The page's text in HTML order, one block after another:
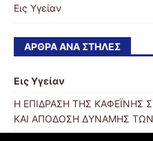
Εις Υγείαν
ΆΡΘΡΑ ΑΝΆ ΣΤΉΛΕΣ
Εις Υγείαν
Η ΕΠΙΔΡΑΣΗ ΤΗΣ ΚΑΦΕΪΝΗΣ
ΚΑΙ ΑΠΟΔΟΣΗ ΔΥΝΑΜΗΣ